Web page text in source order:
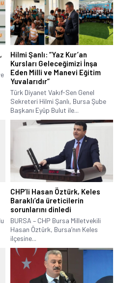
Hilmi Şanlı: “Yaz Kur’an
Kursları Geleceğimizi İnşa
Eden Milli ve Manevi Eğitim
Yuvalarıdır”
Türk Diyanet Vakıf-Sen Genel
Sekreteri Hilmi Şanlı, Bursa Şube
Başkanı Eyüp Bulut ile...
CHP’li Hasan Öztürk, Keles
Baraklı’da üreticilerin
sorunlarını dinledi
BURSA – CHP Bursa Milletvekili
Hasan Öztürk, Bursa’nın Keles
ilçesine...